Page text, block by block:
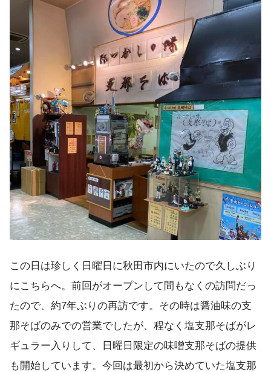
この日は珍しく日曜日に秋田市内にいたので久しぶり
にこちらへ。前回がオープンして間もなくの訪問だっ
たので、約7年ぶりの再訪です。その時は醤油味の支
那そばのみでの営業でしたが、程なく塩支那そばがレ
ギュラー入りして、日曜日限定の味噌支那そばの提供
も開始しています。今回は最初から決めていた塩支那